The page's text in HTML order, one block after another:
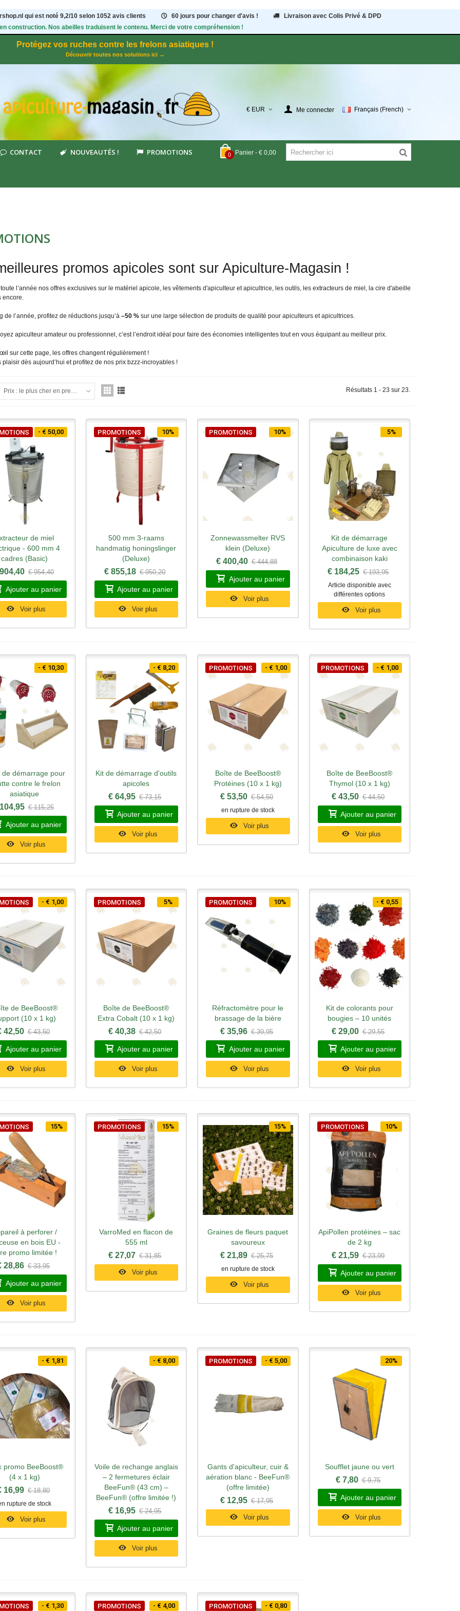
qui est noté 9,2/10 selon 1052avis clients 60 jours pour changer d'avis !
Livraison avec Colis Privé & DPD
construction. Nos abeilles traduisent le contenu. Merci de votre compréhension !
Protégez vos ruches contre les frelons asiatiques !
Découvrir toutes nos solutions ici →
€ EUR Me connecter Français (French)
0 Panier - € 0,00
CONTACT NOUVEAUTÉS ! PROMOTIONS
promos apicoles sont sur Apiculture-Magasin !
l’année nos offres exclusives sur le matériel apicole, les vêtements d'apiculteur et apicultrice, les outils, les extracteurs de miel, la cire d'abeille
encore.
de l’année, profitez de réductions jusqu’à –50 % sur une large sélection de produits de qualité pour apiculteurs et apicultrices.
apiculteur amateur ou professionnel, c’est l’endroit idéal pour faire des économies intelligentes tout en vous équipant au meilleur prix.
sur cette page, les offres changent régulièrement !
plaisir dès aujourd’hui et profitez de nos prix bzzz-incroyables !
Prix : le plus cher en premier Résultats 1 - 23 sur 23.
- € 50,00
rapidede miel
- 600 mm 4
cadres (Basic)
€ 954,40
Ajouter au panier
Voir plus
PROMOTIONS 10%
Aperçu rapide
500 mm 3-raams
handmatig honingslinger
(Deluxe)
€ 855,18 € 950,20
Ajouter au panier
Voir plus
PROMOTIONS 10%
Aperçu rapide
Zonnewassmelter RVS
klein (Deluxe)
€ 400,40 € 444,88
Ajouter au panier
Voir plus
5%
Aperçu rapide
Kit de démarrage
Apiculture de luxe avec
combinaison kaki
€ 184,25 € 193,95
Article disponible avec
différentes options
Voir plus
- € 10,30
rapide
de démarrage pour
contre le frelon
asiatique
€ 115,25
Ajouter au panier
Voir plus
- € 8,20
Aperçu rapide
Kit de démarrage d'outils
apicoles
€ 64,95 € 73,15
Ajouter au panier
Voir plus
PROMOTIONS - € 1,00
Aperçu rapide
Boîte de BeeBoost®
Protéines (10 x 1 kg)
€ 53,50 € 54,50
en rupture de stock
Voir plus
PROMOTIONS - € 1,00
Aperçu rapide
Boîte de BeeBoost®
Thymol (10 x 1 kg)
€ 43,50 € 44,50
Ajouter au panier
Voir plus
- € 1,00
rapide
de BeeBoost®
(10 x 1 kg)
42,50 € 43,50
Ajouter au panier
Voir plus
PROMOTIONS 5%
Aperçu rapide
Boîte de BeeBoost®
Extra Cobalt (10 x 1 kg)
€ 40,38 € 42,50
Ajouter au panier
Voir plus
PROMOTIONS 10%
Aperçu rapide
Réfractomètre pour le
brassage de la bière
€ 35,96 € 39,95
Ajouter au panier
Voir plus
- € 0,55
Aperçu rapide
Kit de colorants pour
bougies – 10 unités
€ 29,00 € 29,55
Ajouter au panier
Voir plus
15%
rapide
à perforer /
en bois EU -
promo limitée !
28,86 € 33,95
Ajouter au panier
Voir plus
PROMOTIONS 15%
Aperçu rapide
VarroMed en flacon de
555 ml
€ 27,07 € 31,85
Voir plus
15%
Aperçu rapide
Graines de fleurs paquet
savoureux
€ 21,89 € 25,75
en rupture de stock
Voir plus
PROMOTIONS 10%
Aperçu rapide
ApiPollen protéines – sac
de 2 kg
€ 21,59 € 23,99
Ajouter au panier
Voir plus
- € 1,81
rapide
promo BeeBoost®
(4 x 1 kg)
16,99 € 18,80
rupture de stock
Voir plus
- € 8,00
Aperçu rapide
Voile de rechange anglais
– 2 fermetures éclair
BeeFun® (43 cm) –
BeeFun® (offre limitée !)
€ 16,95 € 24,95
Ajouter au panier
Voir plus
PROMOTIONS - € 5,00
Aperçu rapide
Gants d'apiculteur, cuir &
aération blanc - BeeFun®
(offre limitée)
€ 12,95 € 17,95
Voir plus
20%
Aperçu rapide
Soufflet jaune ou vert
€ 7,80 € 9,75
Ajouter au panier
Voir plus
- € 1,30 PROMOTIONS - € 4,00 PROMOTIONS - € 0,80